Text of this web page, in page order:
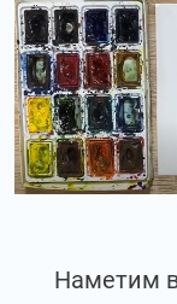
Наметим